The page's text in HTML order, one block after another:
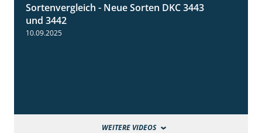
1:59
Sortenvergleich - Neue Sorten DKC 3443
und 3442
10.09.2025
WEITERE VIDEOS